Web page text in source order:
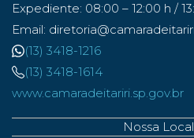
Expediente: 08:00 – 12:00 h /
Email:
(13) 3418-1216
(13) 3418-1614
www.camaradeitariri.sp.gov.br
Nossa